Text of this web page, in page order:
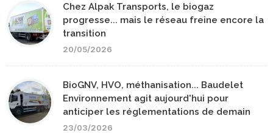
Chez Alpak Transports, le biogaz
progresse... mais le réseau freine encore la
transition
20/05/2026
BioGNV, HVO, méthanisation... Baudelet
Environnement agit aujourd'hui pour
anticiper les réglementations de demain
23/03/2026